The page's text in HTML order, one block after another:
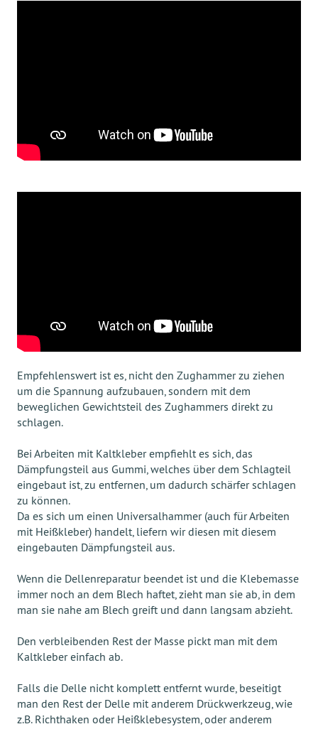
Empfehlenswert ist es, nicht den Zughammer zu ziehen
um die Spannung aufzubauen, sondern mit dem
beweglichen Gewichtsteil des Zughammers direkt zu
schlagen.
Bei Arbeiten mit Kaltkleber empfiehlt es sich, das
Dämpfungsteil aus Gummi, welches über dem Schlagteil
eingebaut ist, zu entfernen, um dadurch schärfer schlagen
zu können.
Da es sich um einen Universalhammer (auch für Arbeiten
mit Heißkleber) handelt, liefern wir diesen mit diesem
eingebauten Dämpfungsteil aus.
Wenn die Dellenreparatur beendet ist und die Klebemasse
immer noch an dem Blech haftet, zieht man sie ab, in dem
man sie nahe am Blech greift und dann langsam abzieht.
Den verbleibenden Rest der Masse pickt man mit dem
Kaltkleber einfach ab.
Falls die Delle nicht komplett entfernt wurde, beseitigt
man den Rest der Delle mit anderem Drückwerkzeug, wie
z.B. Richthaken oder Heißklebesystem, oder anderem